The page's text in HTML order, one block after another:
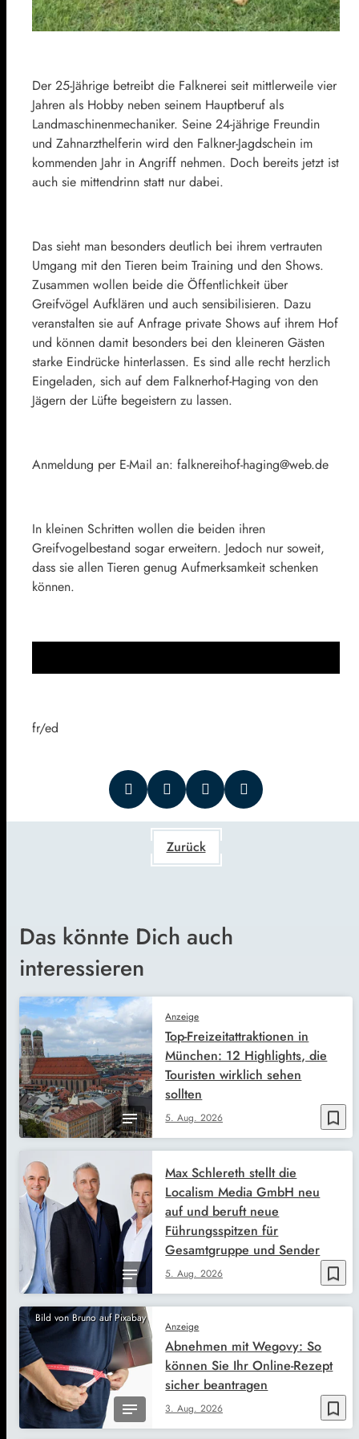
Der 25-Jährige betreibt die Falknerei seit mittlerweile vier
Jahren als Hobby neben seinem Hauptberuf als
Landmaschinenmechaniker. Seine 24-jährige Freundin
und Zahnarzthelferin wird den Falkner-Jagdschein im
kommenden Jahr in Angriff nehmen. Doch bereits jetzt ist
auch sie mittendrinn statt nur dabei.
Das sieht man besonders deutlich bei ihrem vertrauten
Umgang mit den Tieren beim Training und den Shows.
Zusammen wollen beide die Öffentlichkeit über
Greifvögel Aufklären und auch sensibilisieren. Dazu
veranstalten sie auf Anfrage private Shows auf ihrem Hof
und können damit besonders bei den kleineren Gästen
starke Eindrücke hinterlassen. Es sind alle recht herzlich
Eingeladen, sich auf dem Falknerhof-Haging von den
Jägern der Lüfte begeistern zu lassen.
Anmeldung per E-Mail an: falknereihof-haging@web.de
In kleinen Schritten wollen die beiden ihren
Greifvogelbestand sogar erweitern. Jedoch nur soweit,
dass sie allen Tieren genug Aufmerksamkeit schenken
können.
fr/ed
Zurück
Das könnte Dich auch
interessieren
bookmark_border
Anzeige
5. Aug. 2026
Top-Freizeitattraktionen in
München: 12 Highlights, die
Touristen wirklich sehen
sollten
bookmark_border
5. Aug. 2026
Max Schlereth stellt die
Localism Media GmbH neu
auf und beruft neue
Führungsspitzen für
Gesamtgruppe und Sender
Bild von Bruno auf Pixabay
bookmark_border
Anzeige
3. Aug. 2026
Abnehmen mit Wegovy: So
können Sie Ihr Online-Rezept
sicher beantragen